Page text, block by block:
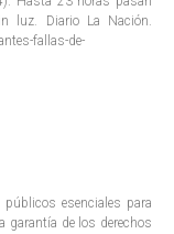
luz. Diario La Nación.
fallas-de-
esenciales para
garantía de los derechos